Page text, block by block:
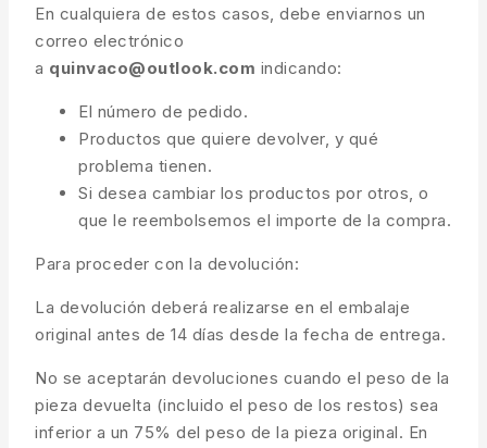
En cualquiera de estos casos, debe enviarnos un
correo electrónico
a quinvaco@outlook.com indicando:
El número de pedido.
Productos que quiere devolver, y qué
problema tienen.
Si desea cambiar los productos por otros, o
que le reembolsemos el importe de la compra.
Para proceder con la devolución:
La devolución deberá realizarse en el embalaje
original antes de 14 días desde la fecha de entrega.
No se aceptarán devoluciones cuando el peso de la
pieza devuelta (incluido el peso de los restos) sea
inferior a un 75% del peso de la pieza original. En